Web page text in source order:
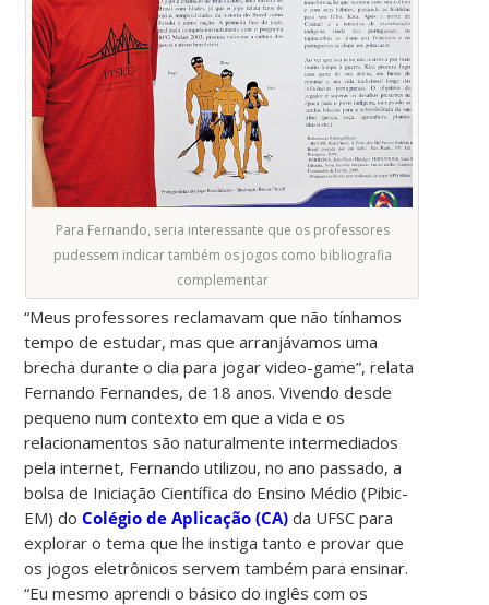
Para Fernando, seria interessante que os professores
pudessem indicar também os jogos como bibliografia
complementar
“Meus professores reclamavam que não tínhamos
tempo de estudar, mas que arranjávamos uma
brecha durante o dia para jogar video-game”, relata
Fernando Fernandes, de 18 anos. Vivendo desde
pequeno num contexto em que a vida e os
relacionamentos são naturalmente intermediados
pela internet, Fernando utilizou, no ano passado, a
bolsa de Iniciação Científica do Ensino Médio (Pibic-
EM) doColégio de Aplicação (CA) da UFSC para
explorar o tema que lhe instiga tanto e provar que
os jogos eletrônicos servem também para ensinar.
“Eu mesmo aprendi o básico do inglês com os